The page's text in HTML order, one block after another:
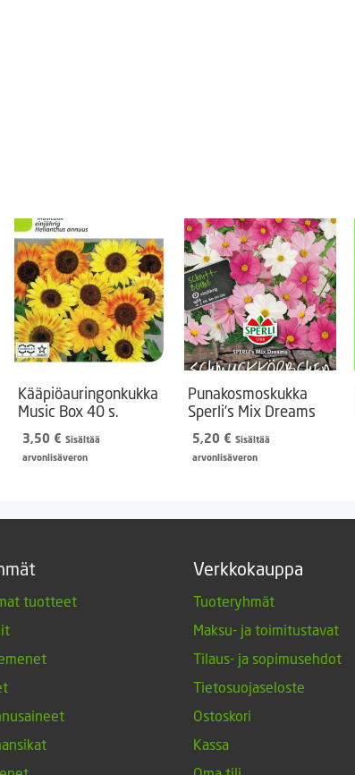
Kääpiöauringonkukka
Music Box 40 s.
3,50 € Sisältää
arvonlisäveron
Punakosmoskukka
Sperli’s Mix Dreams
5,20 € Sisältää
arvonlisäveron
tuotteet
Verkkokauppa
Tuoteryhmät
Maksu- ja toimitustavat
Tilaus- ja sopimusehdot
Tietosuojaseloste
Ostoskori
Kassa